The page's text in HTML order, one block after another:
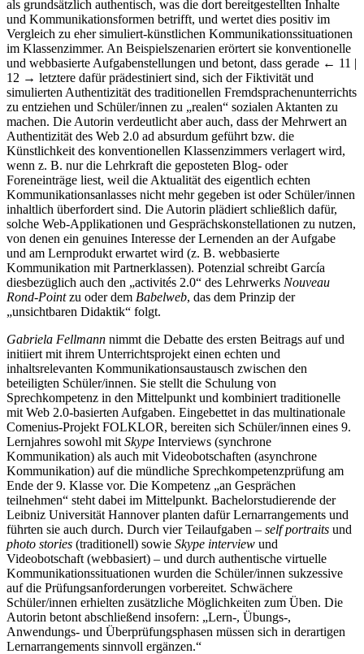
als grundsätzlich authentisch, was die dort bereitgestellten Inhalte
und Kommunikationsformen betrifft, und wertet dies positiv im
Vergleich zu eher simuliert-künstlichen Kommunikationssituationen
im Klassenzimmer. An Beispielszenarien erörtert sie konventionelle
und webbasierte Aufgabenstellungen und betont, dass gerade ← 11 |
12 → letztere dafür prädestiniert sind, sich der Fiktivität und
simulierten Authentizität des traditionellen Fremdsprachenunterrichts
zu entziehen und Schüler/innen zu „realen“ sozialen Aktanten zu
machen. Die Autorin verdeutlicht aber auch, dass der Mehrwert an
Authentizität des Web 2.0 ad absurdum geführt bzw. die
Künstlichkeit des konventionellen Klassenzimmers verlagert wird,
wenn z. B. nur die Lehrkraft die geposteten Blog- oder
Foreneinträge liest, weil die Aktualität des eigentlich echten
Kommunikationsanlasses nicht mehr gegeben ist oder Schüler/innen
inhaltlich überfordert sind. Die Autorin plädiert schließlich dafür,
solche Web-Applikationen und Gesprächskonstellationen zu nutzen,
von denen ein genuines Interesse der Lernenden an der Aufgabe
und am Lernprodukt erwartet wird (z. B. webbasierte
Kommunikation mit Partnerklassen). Potenzial schreibt García
diesbezüglich auch den „activités 2.0“ des Lehrwerks Nouveau
Rond-Pointzu oder dem Babelweb, das dem Prinzip der
„unsichtbaren Didaktik“ folgt.
Gabriela Fellmann nimmt die Debatte des ersten Beitrags auf und
initiiert mit ihrem Unterrichtsprojekt einen echten und
inhaltsrelevanten Kommunikationsaustausch zwischen den
beteiligten Schüler/innen. Sie stellt die Schulung von
Sprechkompetenz in den Mittelpunkt und kombiniert traditionelle
mit Web 2.0-basierten Aufgaben. Eingebettet in das multinationale
Comenius-Projekt FOLKLOR, bereiten sich Schüler/innen eines 9.
Lernjahres sowohl mit Skype Interviews (synchrone
Kommunikation) als auch mit Videobotschaften (asynchrone
Kommunikation) auf die mündliche Sprechkompetenzprüfung am
Ende der 9. Klasse vor. Die Kompetenz „an Gesprächen
teilnehmen“ steht dabei im Mittelpunkt. Bachelorstudierende der
Leibniz Universität Hannover planten dafür Lernarrangements und
führten sie auch durch. Durch vier Teilaufgaben – self portraits und
photo stories (traditionell) sowie Skype interview und
Videobotschaft (webbasiert) – und durch authentische virtuelle
Kommunikationssituationen wurden die Schüler/innen sukzessive
auf die Prüfungsanforderungen vorbereitet. Schwächere
Schüler/innen erhielten zusätzliche Möglichkeiten zum Üben. Die
Autorin betont abschließend insofern: „Lern-, Übungs-,
Anwendungs- und Überprüfungsphasen müssen sich in derartigen
Lernarrangements sinnvoll ergänzen.“